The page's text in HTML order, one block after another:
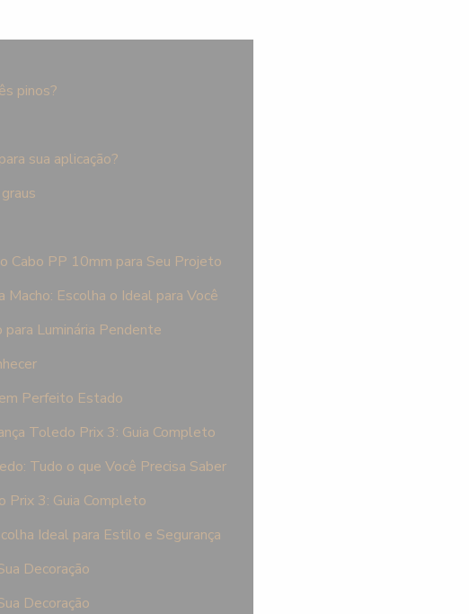
pinos?
sua aplicação?
Cabo PP 10mm para Seu Projeto
Escolha o Ideal para Você
Luminária Pendente
Perfeito Estado
Toledo Prix 3: Guia Completo
Tudo o que Você Precisa Saber
Prix 3: Guia Completo
Ideal para Estilo e Segurança
Decoração
Decoração